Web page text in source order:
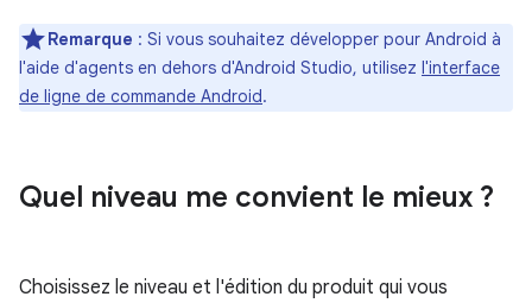
Remarque : Si vous souhaitez développer pour Android à
l'aide d'agents en dehors d'Android Studio, utilisez l'interface
de ligne de commande Android.
Quel niveau me convient le mieux ?
Choisissez le niveau et l'édition du produit qui vous